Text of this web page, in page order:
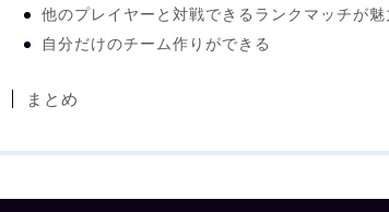
他のプレイヤーと対戦できるランクマッチが魅
自分だけのチーム作りができる
まとめ